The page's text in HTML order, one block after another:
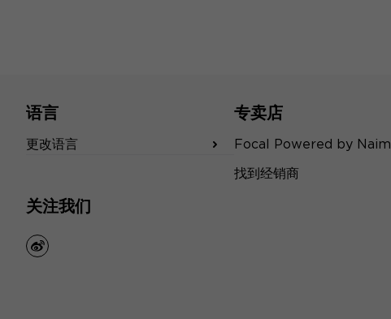
语言
更改语言
关注我们
weibo
专卖店
Focal Powered by Naim
找到经销商